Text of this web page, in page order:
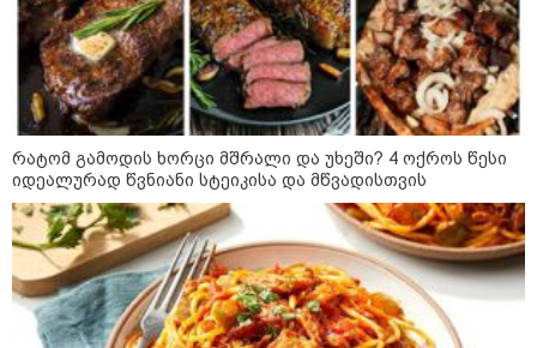
მეცნიერება
რატომ გამოდის ხორცი მშრალი და უხეში? 4 ოქროს წესი
იდეალურად წვნიანი სტეიკისა და მწვადისთვის